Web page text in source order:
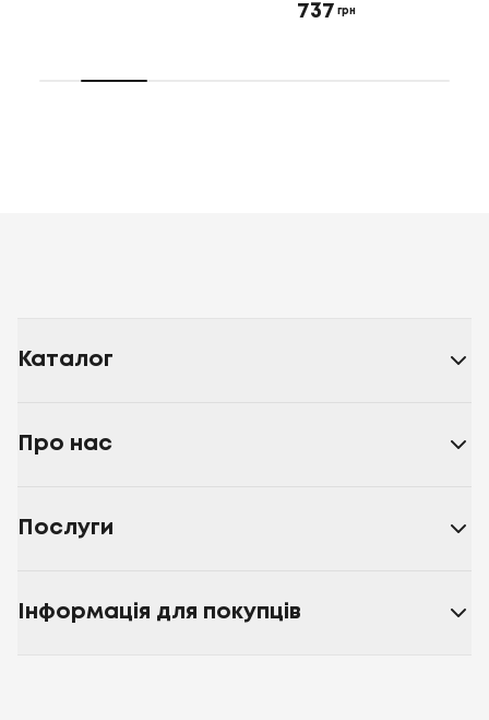
737 грн
Каталог
Про нас
Послуги
Інформація для покупців